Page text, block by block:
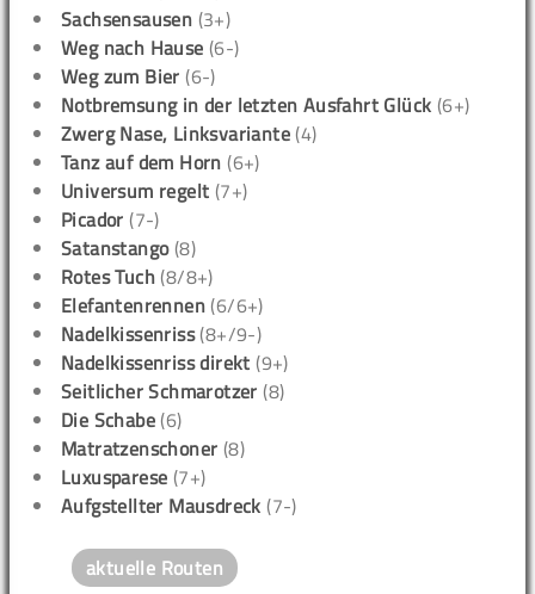
Sachsensausen (3+)
Weg nach Hause (6-)
Weg zum Bier (6-)
Notbremsung in der letzten Ausfahrt Glück (6+)
Zwerg Nase, Linksvariante (4)
Tanz auf dem Horn (6+)
Universum regelt (7+)
Picador (7-)
Satanstango(8)
Rotes Tuch (8/8+)
Elefantenrennen (6/6+)
Nadelkissenriss(8+/9-)
Nadelkissenriss direkt (9+)
Seitlicher Schmarotzer (8)
Die Schabe (6)
Matratzenschoner (8)
Luxusparese (7+)
Aufgstellter Mausdreck (7-)
aktuelle Routen